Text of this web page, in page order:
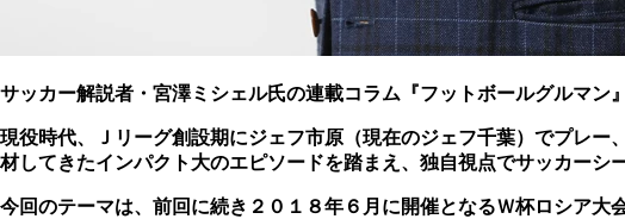
サッカー解説者・宮澤ミシェル氏の連載コラム『フットボールグルマン
現役時代、Ｊリーグ創設期にジェフ市原（現在のジェフ千葉）でプレ
材してきたインパクト大のエピソードを踏まえ、独自視点でサッカーシ
今回のテーマは、前回に続き２０１８年６月に開催となるＷ杯ロシア